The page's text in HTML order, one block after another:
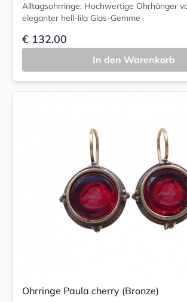
Alltagsohrringe: Hochwertige Ohrhänger
eleganter hell-lila Glas-Gemme
€ 132.00
In den Warenkorb
Ohrringe Paula cherry (Bronze)